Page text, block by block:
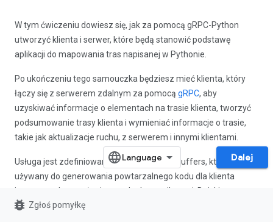
W tym ćwiczeniu dowiesz się, jak za pomocą gRPC-Python
utworzyć klienta i serwer, które będą stanowić podstawę
aplikacji do mapowania tras napisanej w Pythonie.
Po ukończeniu tego samouczka będziesz mieć klienta, który
łączy się z serwerem zdalnym za pomocą gRPC, aby
uzyskiwać informacje o elementach na trasie klienta, tworzyć
podsumowanie trasy klienta i wymieniać informacje o trasie,
takie jak aktualizacje ruchu, z serwerem i innymi klientami.
Usługa jest zdefiniowana w pliku Protocol Buffers, który będzie
używany do generowania powtarzalnego kodu dla klienta
i serwera, aby mogły się ze sobą komunikować. Dzięki temu
zaoszczędzisz czas i wysiłek potrzebny na wdrożenie tej
Dalej
bug_report Zgłoś pomyłkę